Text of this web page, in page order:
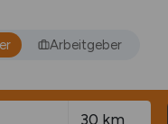
Arbeitgeber